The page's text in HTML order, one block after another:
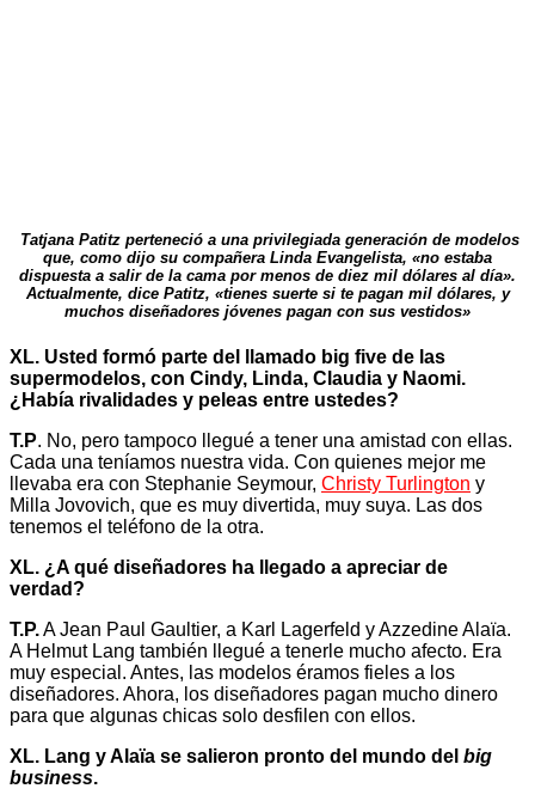
Tatjana Patitz perteneció a una privilegiada generación de modelos
que, como dijo su compañera Linda Evangelista, «no estaba
dispuesta a salir de la cama por menos de diez mil dólares al día».
Actualmente, dice Patitz, «tienes suerte si te pagan mil dólares, y
muchos diseñadores jóvenes pagan con sus vestidos»
XL. Usted formó parte del llamado big five de las
supermodelos, con Cindy, Linda, Claudia y Naomi.
¿Había rivalidades y peleas entre ustedes?
T.P. No, pero tampoco llegué a tener una amistad con ellas.
Cada una teníamos nuestra vida. Con quienes mejor me
llevaba era con Stephanie Seymour, Christy Turlington y
Milla Jovovich, que es muy divertida, muy suya. Las dos
tenemos el teléfono de la otra.
XL. ¿A qué diseñadores ha llegado a apreciar de
verdad?
T.P.A Jean Paul Gaultier, a Karl Lagerfeld y Azzedine Alaïa.
A Helmut Lang también llegué a tenerle mucho afecto. Era
muy especial. Antes, las modelos éramos fieles a los
diseñadores. Ahora, los diseñadores pagan mucho dinero
para que algunas chicas solo desfilen con ellos.
XL. Lang y Alaïa se salieron pronto del mundo del big
business.